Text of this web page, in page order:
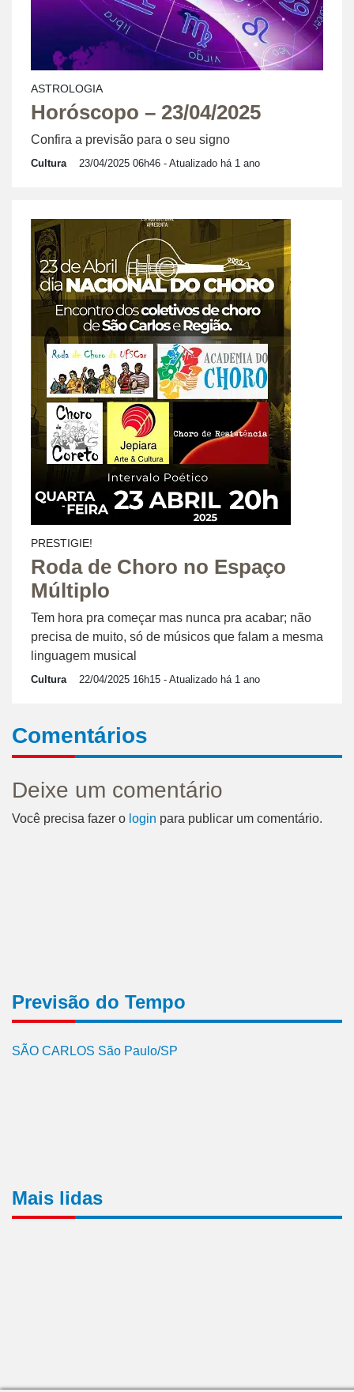
ASTROLOGIA
Horóscopo – 23/04/2025
Confira a previsão para o seu signo
Cultura 23/04/2025 06h46 - Atualizado há 1 ano
PRESTIGIE!
Roda de Choro no Espaço
Múltiplo
Tem hora pra começar mas nunca pra acabar; não
precisa de muito, só de músicos que falam a mesma
linguagem musical
Cultura 22/04/2025 16h15 - Atualizado há 1 ano
Comentários
Deixe um comentário
Você precisa fazer o login para publicar um comentário.
Previsão do Tempo
SÃO CARLOS São Paulo/SP
Mais lidas